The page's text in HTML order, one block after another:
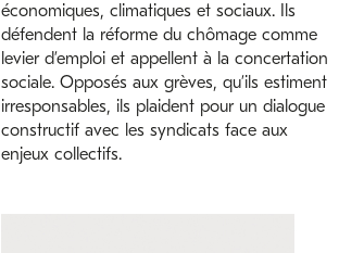
économiques, climatiques et sociaux. Ils
défendent la réforme du chômage comme
levier d’emploi et appellent à la concertation
sociale. Opposés aux grèves, qu’ils estiment
irresponsables, ils plaident pour un dialogue
constructif avec les syndicats face aux
enjeux collectifs.